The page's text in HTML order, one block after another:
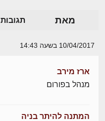
מאת תגובות
10/04/2017 בשעה 14:43
ארז מירב
מנהל בפורום
המתנה להיתר בניה